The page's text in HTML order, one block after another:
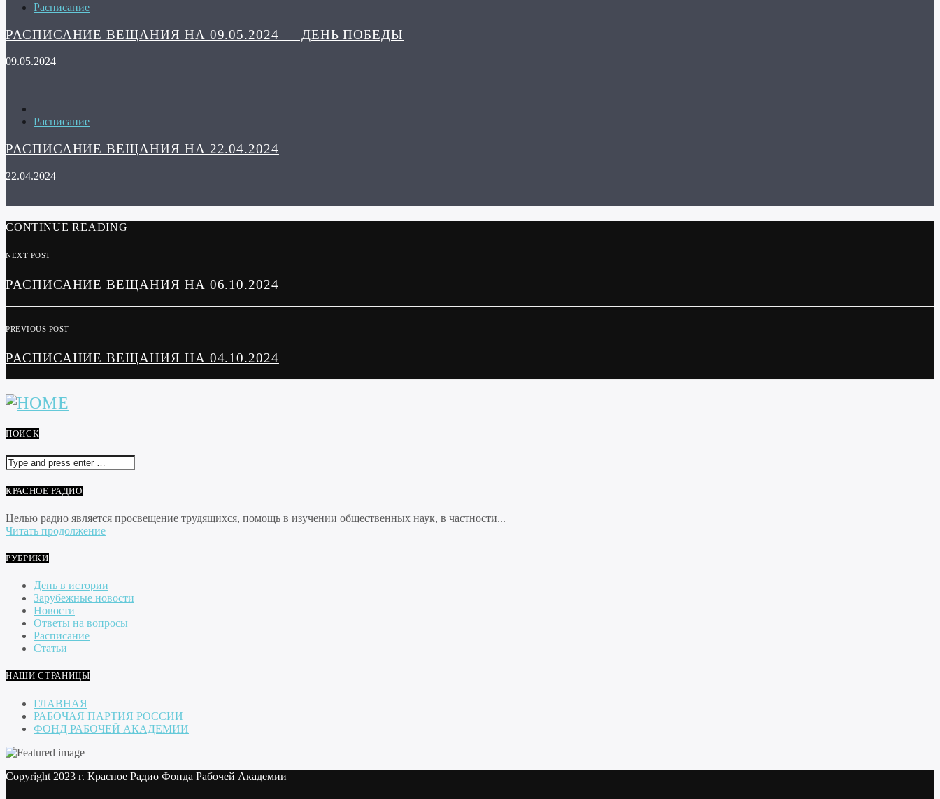
Расписание
РАСПИСАНИЕ ВЕЩАНИЯ НА 09.05.2024 — ДЕНЬ ПОБЕДЫ
09.05.2024
Расписание
РАСПИСАНИЕ ВЕЩАНИЯ НА 22.04.2024
22.04.2024
CONTINUE READING
NEXT POST
РАСПИСАНИЕ ВЕЩАНИЯ НА 06.10.2024
PREVIOUS POST
РАСПИСАНИЕ ВЕЩАНИЯ НА 04.10.2024
ПОИСК
КРАСНОЕ РАДИО
Целью радио является просвещение трудящихся, помощь в изучении общественных наук, в частности...
Читать продолжение
РУБРИКИ
День в истории
Зарубежные новости
Новости
Ответы на вопросы
Расписание
Статьи
НАШИ СТРАНИЦЫ
ГЛАВНАЯ
РАБОЧАЯ ПАРТИЯ РОССИИ
ФОНД РАБОЧЕЙ АКАДЕМИИ
Copyright 2023 г. Красное Радио Фонда Рабочей Академии